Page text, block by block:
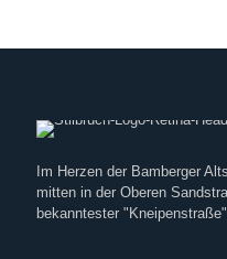
Im Herzen der Bamberger
mitten in der Oberen
bekanntester